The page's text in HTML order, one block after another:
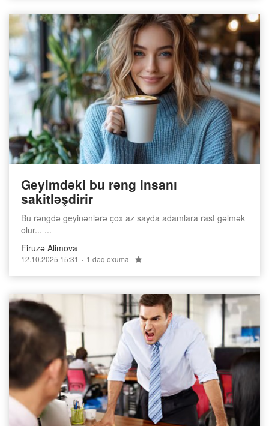
Geyimdəki bu rəng insanı
sakitləşdirir
Bu rəngdə geyinənlərə çox az sayda adamlara rast gəlmək
olur... ...
Firuzə Alimova
12.10.2025 15:31 1 dəq oxuma